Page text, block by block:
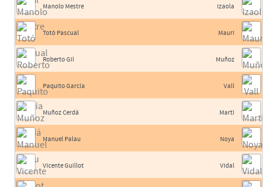
Manolo Mestre
Totó Pascual
Roberto Gil
Paquito García
Muñoz Cerdá
Manuel Palau
Vicente Guillot
Izaola
Mauri
Muñoz
Vall
Martí
Noya
Vidal